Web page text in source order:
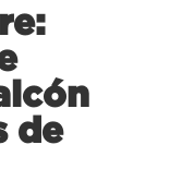
de